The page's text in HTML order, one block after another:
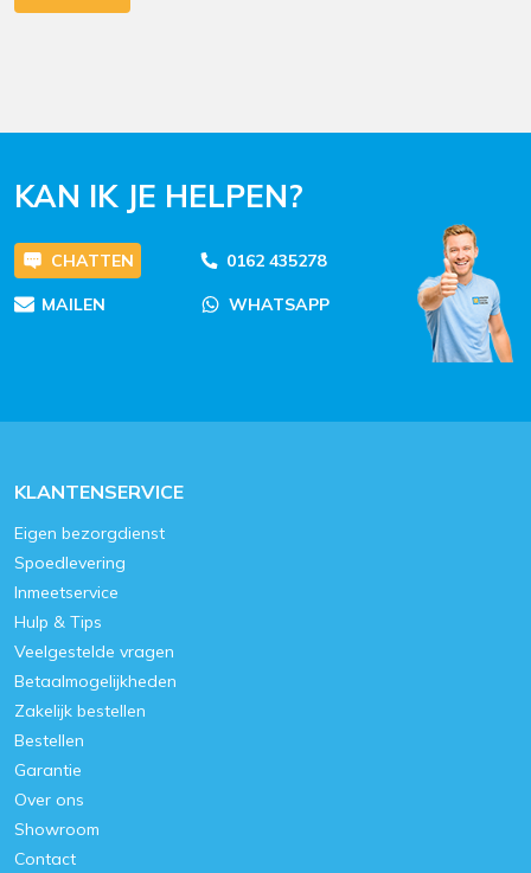
KAN IK JE HELPEN?
CHATTEN 0162 435278
MAILEN WHATSAPP
KLANTENSERVICE
Eigen bezorgdienst
Spoedlevering
Inmeetservice
Hulp & Tips
Veelgestelde vragen
Betaalmogelijkheden
Zakelijk bestellen
Bestellen
Garantie
Over ons
Showroom
Contact